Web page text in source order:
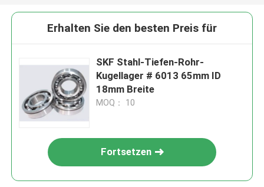
Erhalten Sie den besten Preis für
SKF Stahl-Tiefen-Rohr-
Kugellager # 6013 65mm ID
18mm Breite
MOQ： 10
Fortsetzen